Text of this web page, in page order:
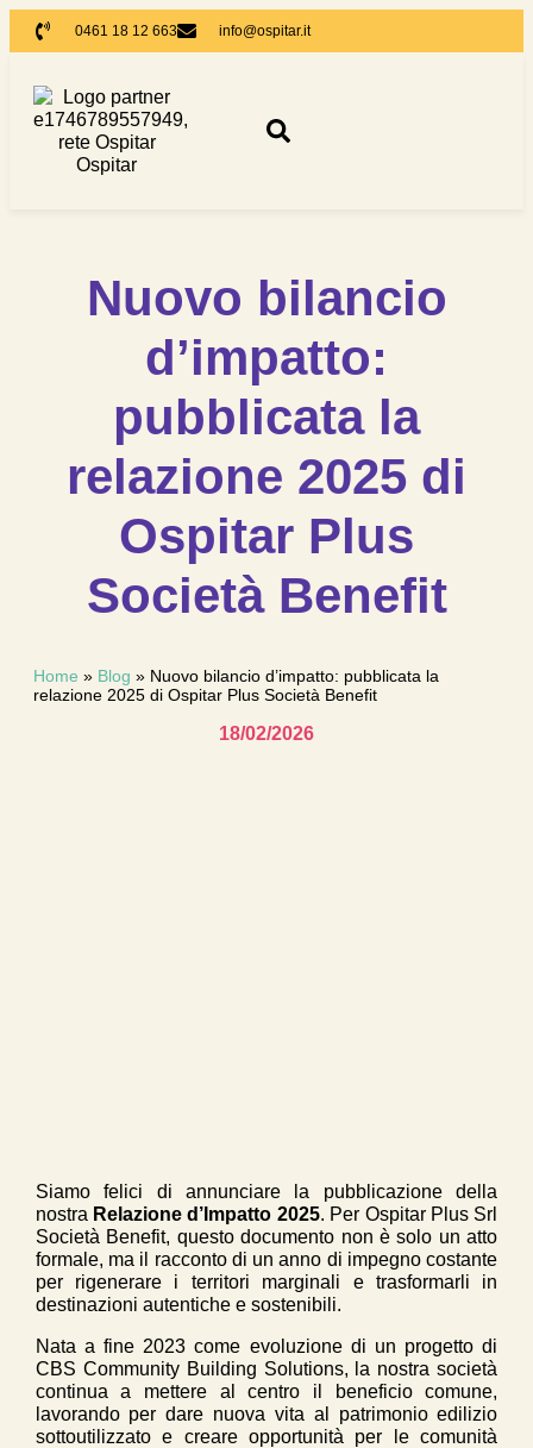
0461 18 12 663 info@ospitar.it
Nuovo bilancio
d’impatto:
pubblicata la
relazione 2025 di
Ospitar Plus
Società Benefit
Home » Blog » Nuovo bilancio d’impatto: pubblicata la
relazione 2025 di Ospitar Plus Società Benefit
18/02/2026
Siamo felici di annunciare la pubblicazione della
nostra Relazione d’Impatto 2025. Per Ospitar Plus Srl
Società Benefit, questo documento non è solo un atto
formale, ma il racconto di un anno di impegno costante
per rigenerare i territori marginali e trasformarli in
destinazioni autentiche e sostenibili.
Nata a fine 2023 come evoluzione di un progetto di
CBS Community Building Solutions, la nostra società
continua a mettere al centro il beneficio comune,
lavorando per dare nuova vita al patrimonio edilizio
sottoutilizzato e creare opportunità per le comunità